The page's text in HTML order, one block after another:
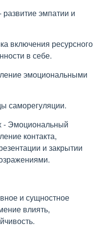
эмпатии и
включения ресурсного
в себе.
эмоциональными
саморегуляции.
- Эмоциональный
контакта,
и закрытии
и сущностное
влиять,